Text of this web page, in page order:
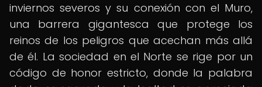
inviernos severos y su conexión con el Muro,
una barrera gigantesca que protege los
reinos de los peligros que acechan más allá
de él. La sociedad en el Norte se rige por un
código de honor estricto, donde la palabra